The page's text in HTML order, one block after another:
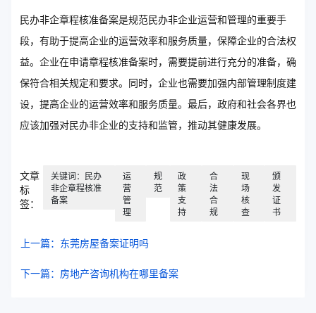
民办非企章程核准备案是规范民办非企业运营和管理的重要手
段，有助于提高企业的运营效率和服务质量，保障企业的合法权
益。企业在申请章程核准备案时，需要提前进行充分的准备，确
保符合相关规定和要求。同时，企业也需要加强内部管理制度建
设，提高企业的运营效率和服务质量。最后，政府和社会各界也
应该加强对民办非企业的支持和监管，推动其健康发展。
文章
标
签：
关键词：民办
非企章程核准
备案
运
营
管
理
规
范
政
策
支
持
合
法
合
规
现
场
核
查
颁
发
证
书
上一篇：东莞房屋备案证明吗
下一篇：房地产咨询机构在哪里备案